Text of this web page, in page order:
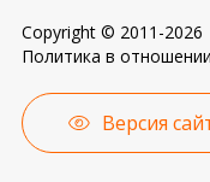
Copyright © 2011-2026
Политика в
Версия